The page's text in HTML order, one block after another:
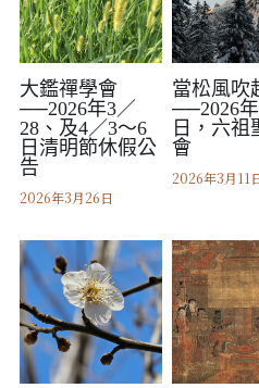
．刺桐心木
．中古世紀的殉道
．聽聽，隔山的道
大鑑禪學會
──2026年3／
28、及4／3～6
日清明節休假公
告
2026年3月26日
當松風吹
──2026年
日，六祖
會
2026年3月11
芳嚴無涯－重要紀事
拄杖在手－隨身法藏
光光交會／導介・轉載
華嚴智海—《道德經》有
華嚴智海—《道德經》有
華嚴智海—《道德經》有
華嚴智海—《道德經》有